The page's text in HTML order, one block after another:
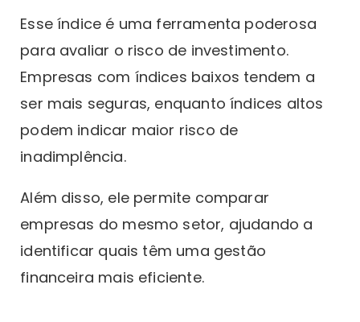
Esse índice é uma ferramenta poderosa
para avaliar o risco de investimento.
Empresas com índices baixos tendem a
ser mais seguras, enquanto índices altos
podem indicar maior risco de
inadimplência.
Além disso, ele permite comparar
empresas do mesmo setor, ajudando a
identificar quais têm uma gestão
financeira mais eficiente.